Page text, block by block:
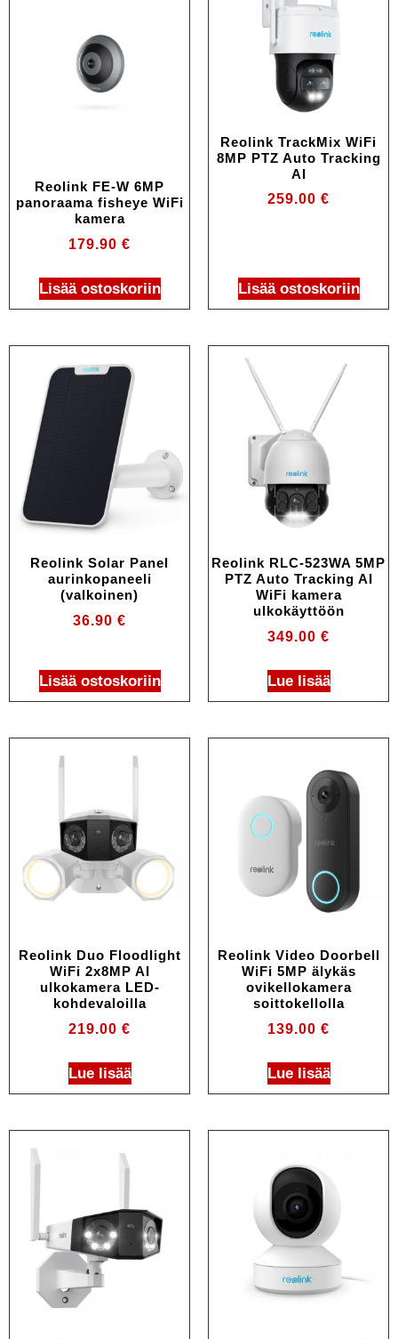
Reolink FE-W 6MP
panoraama fisheye WiFi
kamera
179.90 €
Lisää ostoskoriin
Reolink TrackMix WiFi
8MP PTZ Auto Tracking
AI
259.00 €
Lisää ostoskoriin
Reolink Solar Panel
aurinkopaneeli
(valkoinen)
36.90 €
Lisää ostoskoriin
Reolink RLC-523WA 5MP
PTZ Auto Tracking AI
WiFi kamera
ulkokäyttöön
349.00 €
Lue lisää
Reolink Duo Floodlight
WiFi 2x8MP AI
ulkokamera LED-
kohdevaloilla
219.00 €
Lue lisää
Reolink Video Doorbell
WiFi 5MP älykäs
ovikellokamera
soittokellolla
139.00 €
Lue lisää